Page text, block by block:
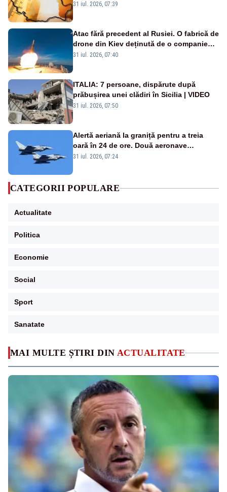
MAI MULTE ȘTIRI DIN ACTUALITATE
de grade, iar nopțile devin tropicale
31 iul. 2026, 07:39
Atac fără precedent al Rusiei. O fabrică de
drone din Kiev deținută de o companie
americană, distrusă de o rachetă
31 iul. 2026, 07:40
ITALIA: 7 persoane, dispărute după
prăbușirea unei clădiri în Sicilia | VIDEO
31 iul. 2026, 07:50
Alertă aeriană la graniță pentru a treia
oară în 24 de ore. Două aeronave
Eurofighter britanice au fost ridicate de la
31 iul. 2026, 07:24
CATEGORII POPULARE
Actualitate
Politica
Economie
Social
Sport
Sanatate